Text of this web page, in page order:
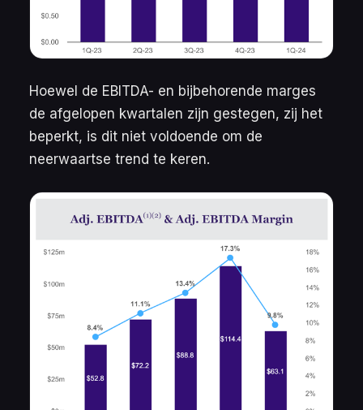
Hoewel de EBITDA- en bijbehorende marges
de afgelopen kwartalen zijn gestegen, zij het
beperkt, is dit niet voldoende om de
neerwaartse trend te keren.